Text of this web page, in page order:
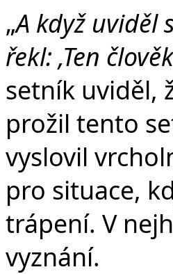
„A když uviděl
řekl: ‚Ten
setník uviděl,
prožil tento
vyslovil
pro situace,
trápení. V
vyznání.